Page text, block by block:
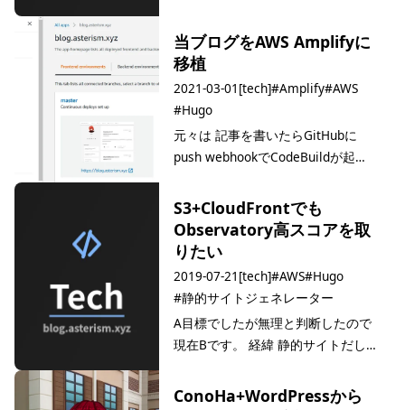
しなーと思って書き始めた次第。
(この記事がまとまっているとは言
っていない) 結論 このままバージョ
ン固定してHugo使い続けるか、あ
るいは構成考…
当ブログをAWS Amplifyに
移植
2021-03-01 [tech]#Amplify#AWS
#Hugo
元々は 記事を書いたらGitHubに
push webhookでCodeBuildが起動
CloudFrontのキャッシュ削除 セキ
ュリティ用のHTTPヘッダ追加の為
にLambda@Edgeも使用 という構
成だっ…
S3+CloudFrontでも
Observatory高スコアを取
りたい
2019-07-21 [tech]#AWS#Hugo
#静的サイトジェネレーター
A目標でしたが無理と判断したので
現在Bです。 経緯 静的サイトだし
Insightsだと80後半100出る SSLは
ConoHa+WordPressから